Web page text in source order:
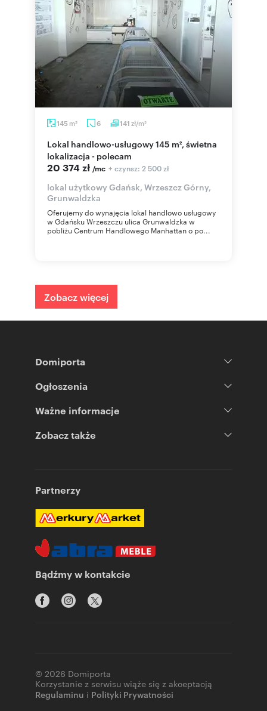
145 m2 6 141 zł/m2
Lokal handlowo-usługowy 145 m², świetna
lokalizacja - polecam
20 374 zł /mc + czynsz: 2 500 zł
lokal użytkowy Gdańsk, Wrzeszcz Górny,
Grunwaldzka
Oferujemy do wynajęcia lokal handlowo usługowy
w Gdańsku Wrzeszczu ulica Grunwaldzka w
pobliżu Centrum Handlowego Manhattan o po...
Zobacz więcej
Domiporta
Ogłoszenia
Ważne informacje
Zobacz także
Partnerzy
Bądźmy w kontakcie
© 2026 Domiporta
Korzystanie z serwisu wiąże się z akceptacją
Regulaminu i Polityki Prywatności